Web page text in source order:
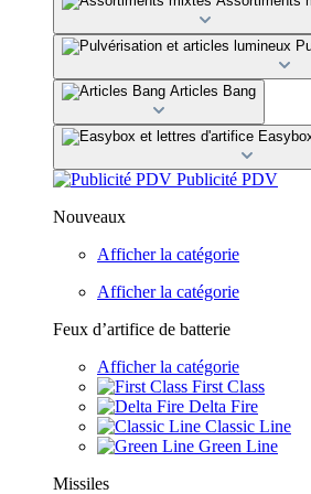
Articles Bang
Publicité PDV
Nouveaux
Afficher la catégorie
Afficher la catégorie
Feux d’artifice de batterie
Afficher la catégorie
First Class
Delta Fire
Classic Line
Green Line
Missiles